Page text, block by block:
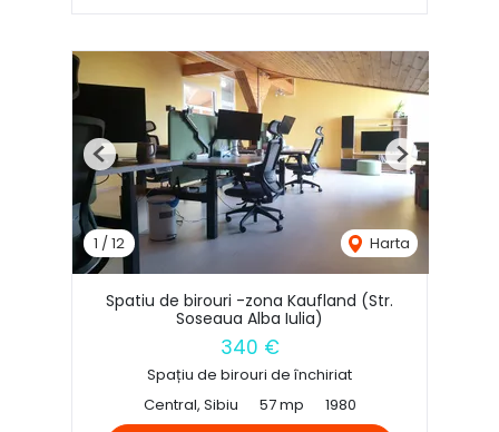
1 /12 Harta
Previous Next
Spatiu de birouri -zona Kaufland (Str.
Soseaua Alba Iulia)
340 €
Spațiu de birouri de închiriat
Central, Sibiu
57 mp 1980